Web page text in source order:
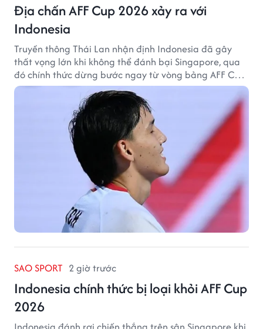
Địa chấn AFF Cup 2026 xảy ra với
Indonesia
Truyền thông Thái Lan nhận định Indonesia đã gây
thất vọng lớn khi không thể đánh bại Singapore, qua
đó chính thức dừng bước ngay từ vòng bảng AFF Cup
2026.
SAO SPORT 2 giờ trước
Indonesia chính thức bị loại khỏi AFF Cup
2026